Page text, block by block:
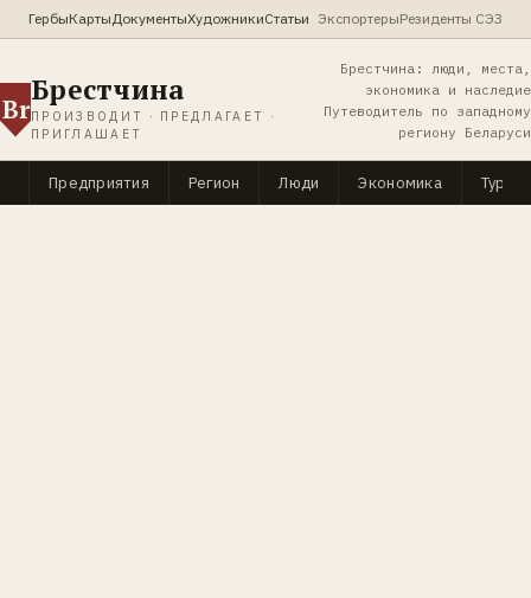
ГербыКартыДокументыХудожникиСтатьи ЭкспортерыРезиденты СЭЗ
Br
Брестчина
ПРОИЗВОДИТ · ПРЕДЛАГАЕТ ·
ПРИГЛАШАЕТ
Брестчина: люди, места,
экономика и наследие
Путеводитель по западному
региону Беларуси
Предприятия Регион Люди Экономика